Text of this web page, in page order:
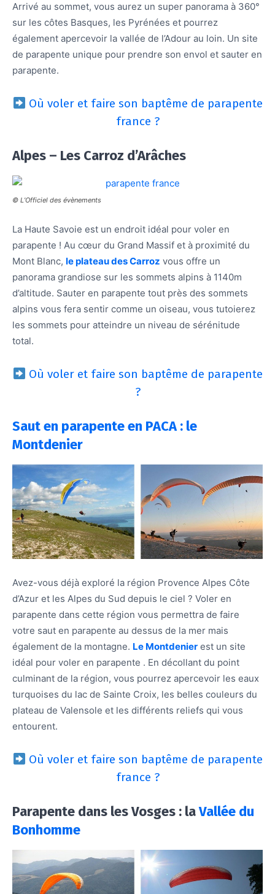
Arrivé au sommet, vous aurez un super panorama à 360°
sur les côtes Basques, les Pyrénées et pourrez
également apercevoir la vallée de l’Adour au loin. Un site
de parapente unique pour prendre son envol et sauter en
parapente.
Où voler et faire son baptême de parapente
france ?
Alpes – Les Carroz d’Arâches
© L’Officiel des évènements
La Haute Savoie est un endroit idéal pour voler en
parapente ! Au cœur du Grand Massif et à proximité du
Mont Blanc, le plateau des Carroz vous offre un
panorama grandiose sur les sommets alpins à 1140m
d’altitude. Sauter en parapente tout près des sommets
alpins vous fera sentir comme un oiseau, vous tutoierez
les sommets pour atteindre un niveau de sérénitude
total.
Où voler et faire son baptême de parapente
?
Saut en parapente en PACA : le
Montdenier
Avez-vous déjà exploré la région Provence Alpes Côte
d’Azur et les Alpes du Sud depuis le ciel ? Voler en
parapente dans cette région vous permettra de faire
votre saut en parapente au dessus de la mer mais
également de la montagne. Le Montdenier est un site
idéal pour voler en parapente . En décollant du point
culminant de la région, vous pourrez apercevoir les eaux
turquoises du lac de Sainte Croix, les belles couleurs du
plateau de Valensole et les différents reliefs qui vous
entourent.
Où voler et faire son baptême de parapente
france ?
Parapente dans les Vosges : laVallée du
Bonhomme